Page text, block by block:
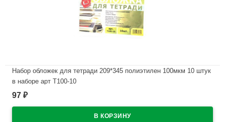
Набор обложек для тетради 209*345 полиэтилен 100мкм 10 штук
в наборе арт Т100-10
В наличии
97 ₽